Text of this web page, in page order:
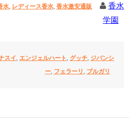
水, レディース香水,香水激安通販
香水
学園
スイ, エンジェルハート, グッチ, ジバンシ
ー, フェラーリ, ブルガリ